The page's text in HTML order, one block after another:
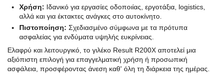
Χρήση: Ιδανικό για εργασίες οδοποιίας, εργοτάξια, logistics,
αλλά και για έκτακτες ανάγκες στο αυτοκίνητο.
Πιστοποίηση: Σχεδιασμένο σύμφωνα με τα πρότυπα
ασφαλείας για ενδύματα υψηλής ευκρίνειας.
Ελαφρύ και λειτουργικό, το γιλέκο Result R200X αποτελεί μια
αξιόπιστη επιλογή για επαγγελματική χρήση ή προσωπική
ασφάλεια, προσφέροντας άνεση καθ' όλη τη διάρκεια της ημέρας.